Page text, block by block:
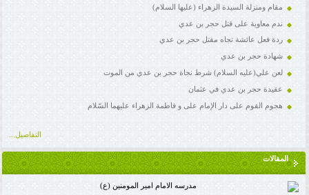
مقام ومنزلة السیدة الزهراء (علیها السلام)
ندم معاوية على قتل حجر بن عدي
ردة فعل عائشة تجاه مقتل حجر بن عدي
شهادة حجر بن عدي
لعن علي(عليه السلام) شرط نجاة حجر بن عدي من الموت
عقيدة حجر بن عدي في عثمان
هجوم القوم على دار الإمام علی و فاطمة الزهراء علیهما السّلام
التفاصيل...
المقالات